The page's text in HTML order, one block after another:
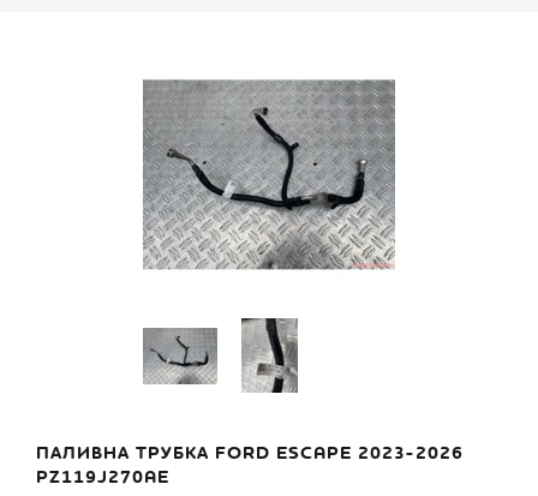
ПАЛИВНА ТРУБКА FORD ESCAPE 2023-2026
PZ119J270AE